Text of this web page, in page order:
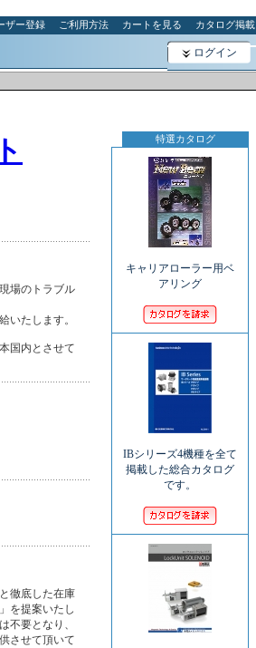
ザー登録 ご利用方法 カートを見る カタログ掲載
ログイン
場のトラブル
いたします。
国内とさせて
徹底した在庫
を提案いたし
不要となり、
させて頂いて
特選カタログ
キャリアローラー用ベ
アリング
IBシリーズ4機種を全て
掲載した総合カタログ
です。